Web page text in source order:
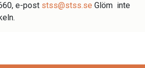
e-post stss@stss.se Glöm inte